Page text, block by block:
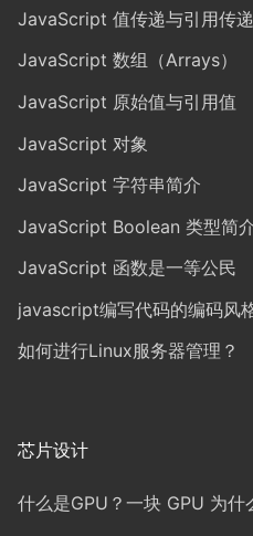
JavaScript 值传递与引用传递
JavaScript 数组（Arrays）
JavaScript 原始值与引用值
JavaScript 对象
JavaScript 字符串简介
JavaScript Boolean 类型简
JavaScript 函数是一等公民
javascript编写代码的编码风
如何进行Linux服务器管理？
芯片设计
什么是GPU？一块 GPU 为什